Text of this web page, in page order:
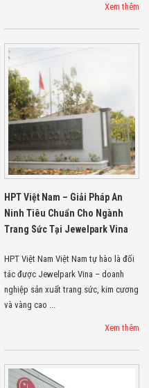
THIẾT BỊ
Chất
Màn Hình
Tương Tác
Màn Hình LED
Thiết Bị Chống
Ghi Âm
Máy X-Ray
Thực Phẩm
Máy Dò Kim
Loại Công
Nghiệp
Thiết Bị Công
Nghệ Cao
Ống Nhòm
Đo Lực - Sức
Căng - Sức
Nén
Máy Kiểm Tra
Máy Kiểm Tra
Xem thêm
HPT Việt Nam – Giải Pháp An
Ninh Tiêu Chuẩn Cho Ngành
Trang Sức Tại Jewelpark Vina
HPT Việt Nam Việt Nam tự hào là đối
tác được Jewelpark Vina – doanh
nghiệp sản xuất trang sức, kim cương
và vàng cao ...
Xem thêm